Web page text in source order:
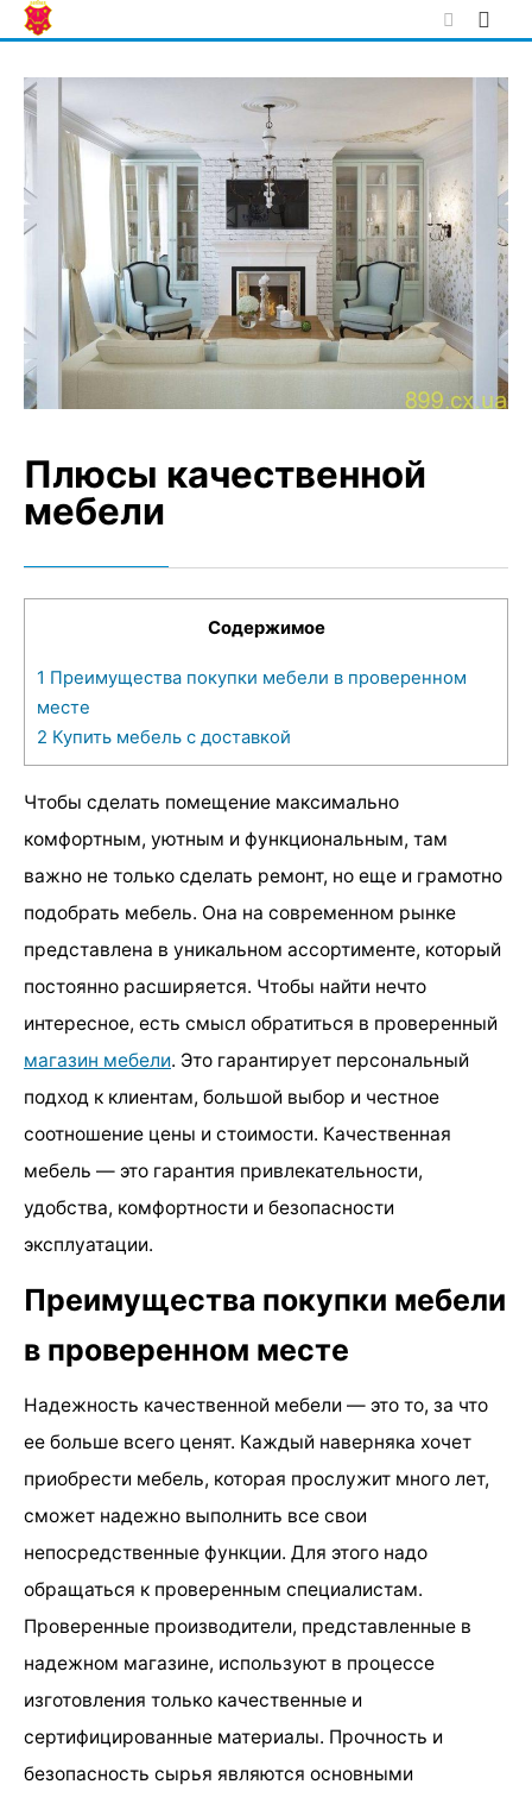
Skip
to
Плюсы качественной
мебели
Содержимое
1 Преимущества покупки мебели в проверенном
месте
2 Купить мебель с доставкой
Чтобы сделать помещение максимально
комфортным, уютным и функциональным, там
важно не только сделать ремонт, но еще и грамотно
подобрать мебель. Она на современном рынке
представлена в уникальном ассортименте, который
постоянно расширяется. Чтобы найти нечто
интересное, есть смысл обратиться в проверенный
магазин мебели. Это гарантирует персональный
подход к клиентам, большой выбор и честное
соотношение цены и стоимости. Качественная
мебель — это гарантия привлекательности,
удобства, комфортности и безопасности
эксплуатации.
Преимущества покупки мебели
в проверенном месте
Надежность качественной мебели — это то, за что
ее больше всего ценят. Каждый наверняка хочет
приобрести мебель, которая прослужит много лет,
сможет надежно выполнить все свои
непосредственные функции. Для этого надо
обращаться к проверенным специалистам.
Проверенные производители, представленные в
надежном магазине, используют в процессе
изготовления только качественные и
сертифицированные материалы. Прочность и
безопасность сырья являются основными